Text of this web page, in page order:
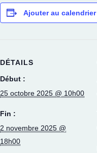
Ajouter au calendrier
DÉTAILS
Début :
25 octobre 2025 @ 10h00
Fin :
2 novembre 2025 @
18h00